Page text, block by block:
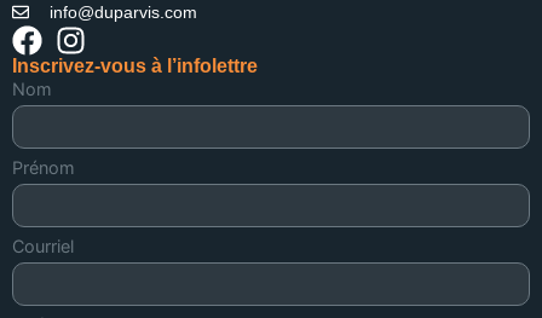
info@duparvis.com
Inscrivez-vous à l’infolettre
Nom
Prénom
Courriel